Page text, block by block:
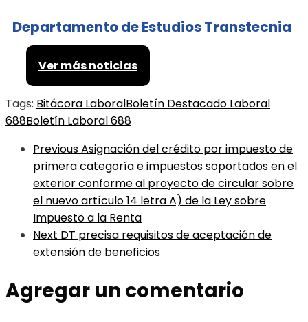
Departamento de Estudios Transtecnia
Ver más noticias
Tags: Bitácora LaboralBoletín Destacado Laboral
688Boletín Laboral 688
PreviousAsignación del crédito por impuesto de
primera categoría e impuestos soportados en el
exterior conforme al proyecto de circular sobre
el nuevo artículo 14 letra A) de la Ley sobre
Impuesto a la Renta
Next DT precisa requisitos de aceptación de
extensión de beneficios
Agregar un comentario